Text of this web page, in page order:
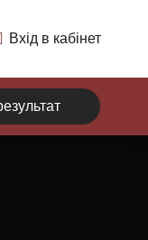
Вхід в кабінет